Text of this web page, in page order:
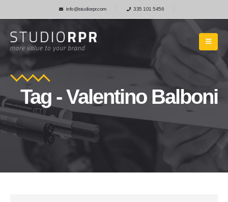
info@studiorpr.com 335 101 5456
Tag - Valentino Balboni